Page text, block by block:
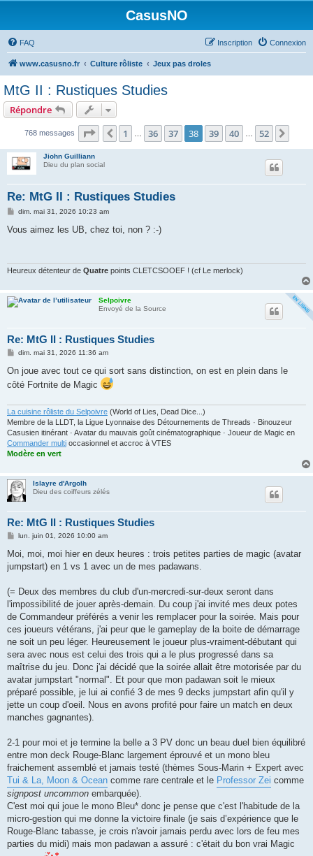
CasusNO
FAQ Connexion
Inscription
www.casusno.fr Culture rôliste Jeux pas droles
MtG II : Rustiques Studies
Répondre
768 messages Page 38 sur 52
Précédent
1 36 37 38 39 40 52
Jiohn Guilliann
Dieu du plan social
Re: MtG II : Rustiques Studies
M
s
dim. mai 31, 2026 10:23 am
Vous aimez les UB, chez toi, non ? :-)
Heureux détenteur de Quatre points CLETCSOOEF ! (cf Le merlock)
Selpoivre
Envoyé de la Source
Re: MtG II : Rustiques Studies
M
s
a
dim. mai 31, 2026 11:36 am
On joue avec tout ce qui sort sans distinction, on est en plein dans le
côté Fortnite de Magic
La cuisine rôliste du Selpoivre (World of Lies, Dead Dice...)
Membre de la LLDT, la Ligue Lyonnaise des Détournements de Threads · Binouzeur
Casusien itinérant · Avatar du mauvais goût cinématographique · Joueur de Magic en
Commander multi occasionnel et accroc à VTES
Modère en vert
Islayre d'Argolh
Dieu des coiffeurs zélés
Re: MtG II : Rustiques Studies
M
s
a
lun. juin 01, 2026 10:00 am
Moi, moi, moi hier en deux heures : trois petites parties de magic (avatar
jumpstart) en 1 vs 1 avec un de mes padawans.
(= Deux des membres du club d'un-mercredi-sur-deux seront dans
l'impossibilité de jouer après-demain. Du coup j'ai invité mes deux potes
de Commandeur préférés a venir les remplacer pour la soirée. Mais pour
ces joueurs vétérans, j'ai peur que le gameplay de la boite de démarrage
ne soit un peu léger. Heureusement le joueur plus-vraiment-débutant qui
sera avec nous est celui des trois qui a le plus progressé dans sa
maîtrise du jeu. Donc j'ai décidé que la soirée allait être motorisée par du
avatar jumpstart "normal". Et pour que mon padawan soit le mieux
préparé possible, je lui ai confié 3 de mes 9 decks jumpstart afin qu'il y
jette un coup d'oeil. Nous en avons profité pour faire un match en deux
manches gagnantes).
2-1 pour moi et je termine la belle a 3 PV donc un beau duel bien équilibré
entre mon deck Rouge-Blanc largement éprouvé et un mono bleu
fraichement assemblé et jamais testé (thèmes Sous-Marin + Expert avec
Tui & La, Moon & Ocean comme rare centrale et le Professor Zei comme
signpost uncommon embarquée).
C'est moi qui joue le mono Bleu* donc je pense que c'est l'habitude de la
micro-gestion qui me donne la victoire finale (je sais d’expérience que le
Rouge-Blanc tabasse, je crois n'avoir jamais perdu avec lors de feu mes
parties du midi) mais mon padawan a assuré : c'était du bon vrai Magic